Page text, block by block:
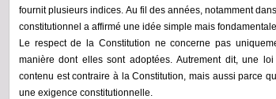
fournit plusieurs indices. Au fil des années, notamment
constitutionnel a affirmé une idée simple mais
Le respect de la Constitution ne concerne pas
manière dont elles sont adoptées. Autrement dit, une
contenu est contraire à la Constitution, mais aussi parce
une exigence constitutionnelle.